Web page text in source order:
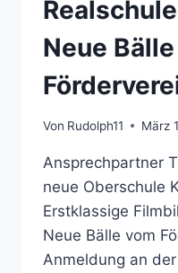
Neue
Von Rudolph11 März
Ansprechpartner
neue Oberschule
Erstklassige
Neue Bälle vom
Anmeldung an